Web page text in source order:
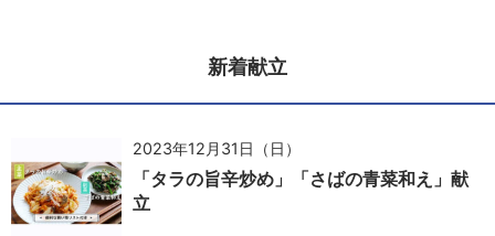
新着献立
2023年12月31日（日）
「タラの旨辛炒め」「さばの青菜和え」献
立